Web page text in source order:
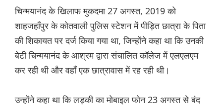
चिन्मयानंद के खिलाफ मुकदमा 27 अगस्त, 2019 को
शाहजहाँपुर के कोतवाली पुलिस स्टेशन में पीड़ित छात्रा के पिता
की शिकायत पर दर्ज किया गया था, जिन्होंने कहा था कि उनकी
बेटी चिन्मयानंद के आश्रम द्वारा संचालित कॉलेज में एलएलएम
कर रही थी और वहाँ एक छात्रावास में रह रही थी।
उन्होंने कहा था कि लड़की का मोबाइल फोन 23 अगस्त से बंद